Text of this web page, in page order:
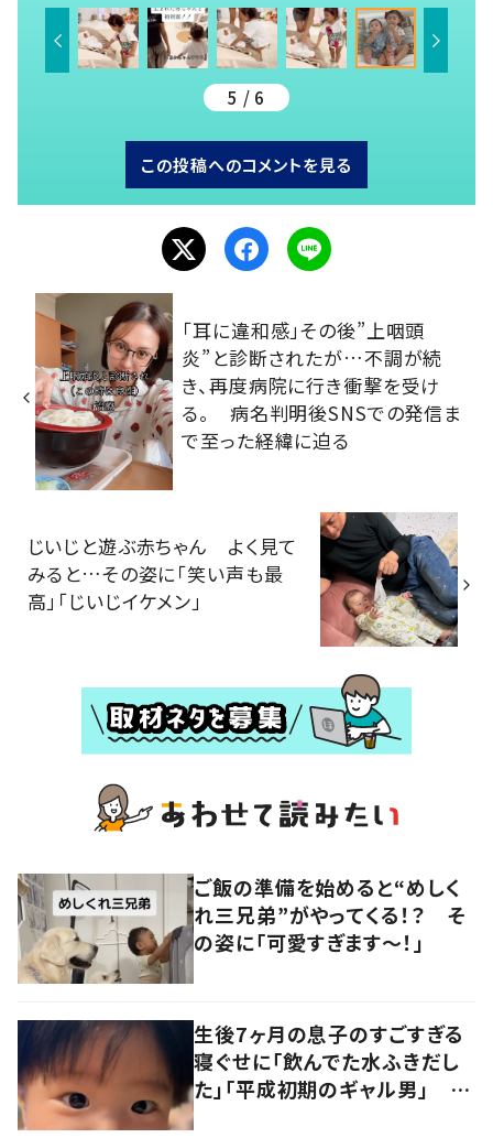
5 / 6
この投稿へのコメントを見る
「耳に違和感」その後”上咽頭
炎”と診断されたが…不調が続
き、再度病院に行き衝撃を受け
る。 病名判明後SNSでの発信ま
で至った経緯に迫る
じいじと遊ぶ赤ちゃん よく見て
みると…その姿に「笑い声も最
高」「じいじイケメン」
ご飯の準備を始めると“めしく
れ三兄弟”がやってくる！？ そ
の姿に「可愛すぎます〜！」
生後7ヶ月の息子のすごすぎる
寝ぐせに「飲んでた水ふきだし
た」「平成初期のギャル男」 実